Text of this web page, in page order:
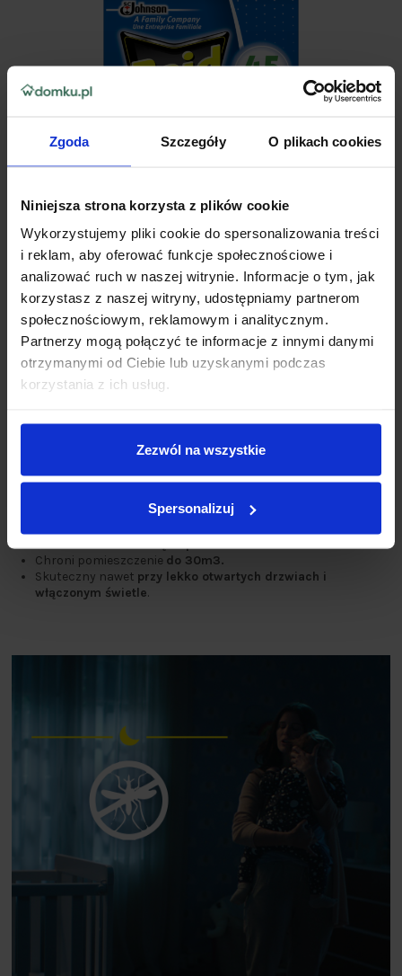
Zgoda Szczegóły O plikach cookies
Niniejsza strona korzysta z plików cookie
Wykorzystujemy pliki cookie do spersonalizowania treści
i reklam, aby oferować funkcje społecznościowe i
analizować ruch w naszej witrynie. Informacje o tym, jak
korzystasz z naszej witryny, udostępniamy partnerom
społecznościowym, reklamowym i analitycznym.
Partnerzy mogą połączyć te informacje z innymi danymi
otrzymanymi od Ciebie lub uzyskanymi podczas
korzystania z ich usług.
Zezwól na wszystkie
Spersonalizuj
Zapas do elektrofumigatora elektrycznego Raid
Stan płynu w zapasie jest widoczny w trakcie
wymienić zapas na nowy.
Chroni pomieszczenie do 30m3.
Skuteczny nawet przy lekko otwartych drzwiach i
włączonym świetle.